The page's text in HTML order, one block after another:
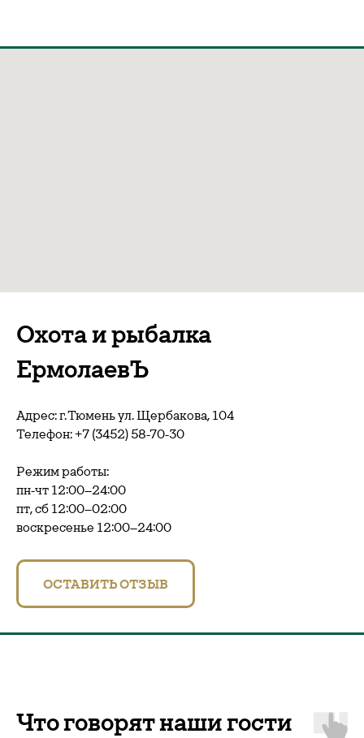
Охота и рыбалка
ЕрмолаевЪ
Адрес: г. Тюмень ул. Щербакова, 104
Телефон:+7 (3452) 58-70-30
Режим работы:
пн-чт 12:00–24:00
пт, сб 12:00–02:00
воскресенье 12:00–24:00
ОСТАВИТЬ ОТЗЫВ
Что говорят наши гости